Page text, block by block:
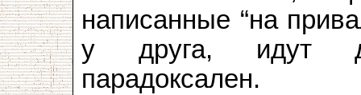
написанные “на
у друга, идут
парадоксален.